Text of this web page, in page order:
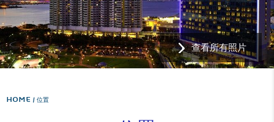
查看所有照片
Home 位置